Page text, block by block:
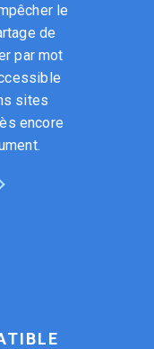
le
de
par mot
sites
encore